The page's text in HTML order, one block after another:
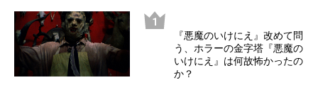
『悪魔のいけにえ』改めて問
う、ホラーの金字塔『悪魔の
いけにえ』は何故怖かったの
か？